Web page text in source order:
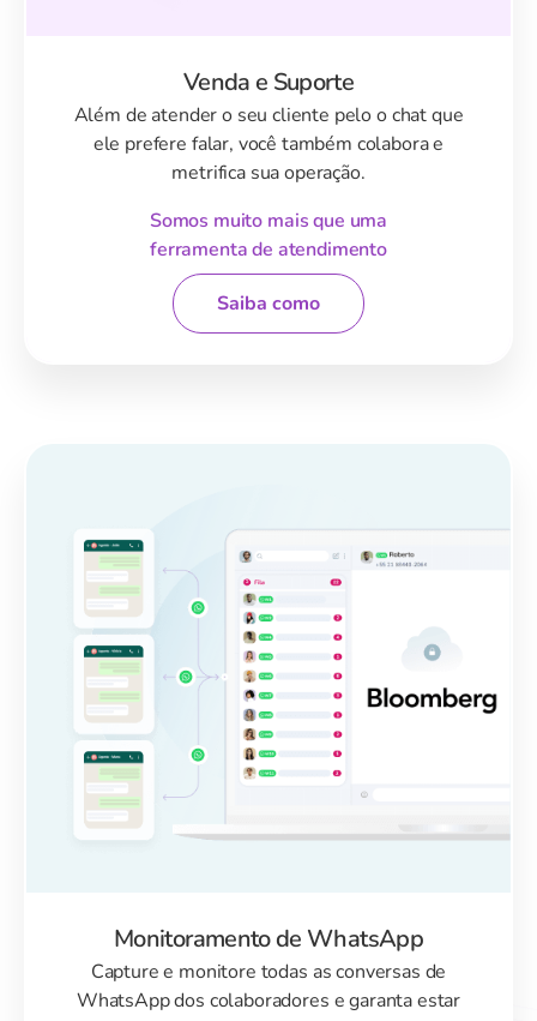
Venda e Suporte
Além de atender o seu cliente pelo o chat que
ele prefere falar, você também colabora e
metrifica sua operação.
Somos muito mais que uma
ferramenta de atendimento
Saiba como
Monitoramento de WhatsApp
Capture e monitore todas as conversas de
WhatsApp dos colaboradores e garanta estar